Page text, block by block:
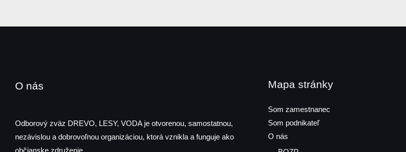
O nás
Odborový zväz DREVO, LESY, VODA je otvorenou, samostatnou,
nezávislou a dobrovoľnou organizáciou, ktorá vznikla a funguje ako
občianske združenie.
Mapa stránky
Som zamestnanec
Som podnikateľ
O nás